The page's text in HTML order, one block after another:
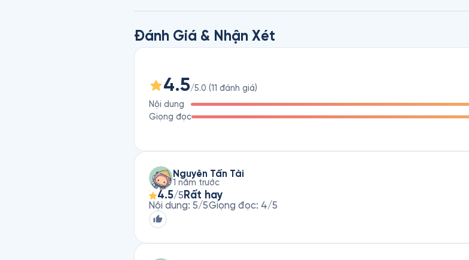
Trong sách nói này, Conley cung cấp các ví dụ thực tế như Google, Whole
Airlines, đồng thời chỉ ra cách mọi người có thể mang lại những thay đổi
Cuốn sách tiết lộ điều kỳ diệu về tiềm năng con người và cho thấy điều kỳ
khả năng của họ.
Đánh Giá & Nhận Xét
4.5/5.0 (11 đánh giá)
Nội dung
Giọng đọc
Nguyễn Tấn Tài
1 năm trước
4.5/5 Rất hay
Nội dung: 5/5Giọng đọc: 4/5